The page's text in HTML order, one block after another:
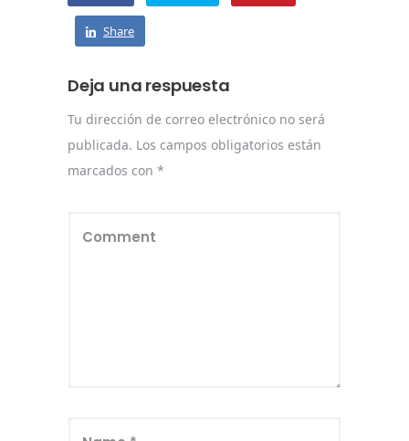
Share
Deja una respuesta
Tu dirección de correo electrónico no será
publicada. Los campos obligatorios están
marcados con *